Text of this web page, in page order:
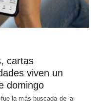
cartas
viven un
domingo
la más buscada de la